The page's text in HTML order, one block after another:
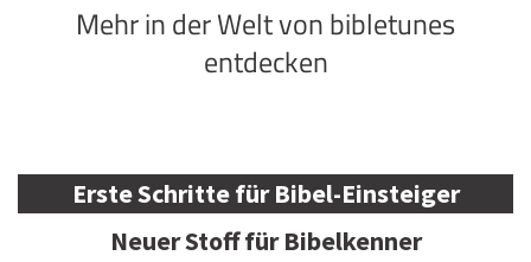
Mehr in der Welt von bibletunes
entdecken
Erste Schritte für Bibel-Einsteiger
Neuer Stoff für Bibelkenner